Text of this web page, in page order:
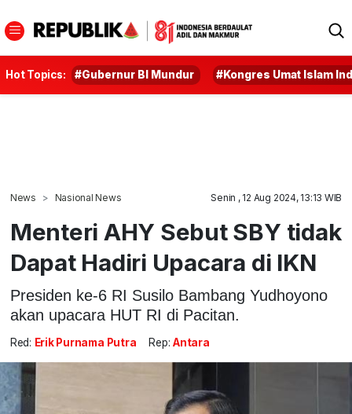
Hot Topics: #Gubernur BI Mundur #Kongres Umat Islam
News Nasional News Senin , 12 Aug 2024, 13:13 WIB
Menteri AHY Sebut SBY tidak
Dapat Hadiri Upacara di IKN
Presiden ke-6 RI Susilo Bambang Yudhoyono
akan upacara HUT RI di Pacitan.
Red: Erik Purnama Putra Rep: Antara